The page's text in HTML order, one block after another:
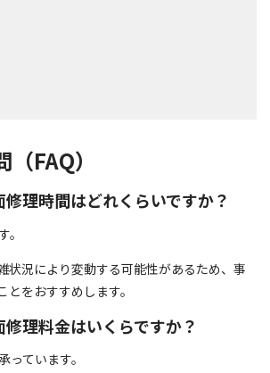
FAQ）
理時間はどれくらいですか？
状況により変動する可能性があるため、事
をおすすめします。
理料金はいくらですか？
っています。